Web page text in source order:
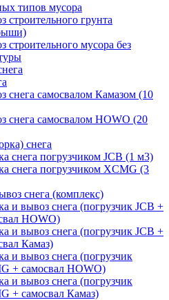
типов мусора
строительного грунта
строительного мусора без
снега самосвалом Камазом (10
снега самосвалом HOWO (20
снега
снега погрузчиком JCB (1 м3)
снега погрузчиком XCMG (3
снега (комплекс)
и вывоз снега (погрузчик JCB +
HOWO)
и вывоз снега (погрузчик JCB +
Камаз)
и вывоз снега (погрузчик
+ самосвал HOWO)
и вывоз снега (погрузчик
+ самосвал Камаз)